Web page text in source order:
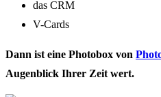
das CRM
V-Cards
Dann ist eine Photobox von
Augenblick Ihrer Zeit wert.